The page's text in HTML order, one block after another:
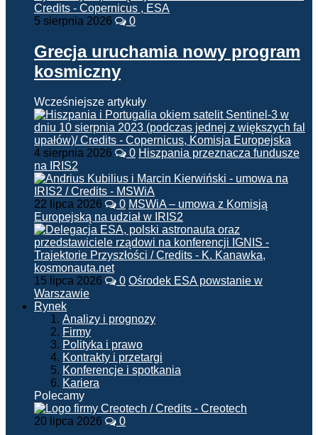
5 sierpnia 2026 0
Grecja uruchamia nowy program
kosmiczny
Wcześniejsze artykuły
4 sierpnia 2026 0 Hiszpania przeznacza fundusze
na IRIS2
22 lipca 2026 0 MSWiA – umowa z Komisją
Europejską na udział w IRIS2
15 lipca 2026 0 Ośrodek ESA powstanie w
Warszawie
Rynek
Analizy i prognozy
Firmy
Polityka i prawo
Kontrakty i przetargi
Konferencje i spotkania
Kariera
Polecamy
20 lipca 2026 0